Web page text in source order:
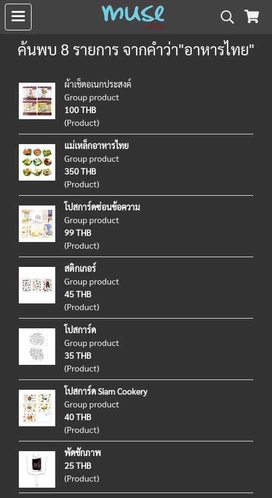
ค้นพบ 8 รายการ จากคำว่า"อาหารไทย"
ผ้าเช็ดอเนกประสงค์
Group product
100 THB
(Product)
แม่เหล็กอาหารไทย
Group product
350 THB
(Product)
โปสการ์ดซ่อนข้อความ
Group product
99 THB
(Product)
สติกเกอร์
Group product
45 THB
(Product)
โปสการ์ด
Group product
35 THB
(Product)
โปสการ์ด Siam Cookery
Group product
40 THB
(Product)
พัดชักภาพ
25 THB
(Product)